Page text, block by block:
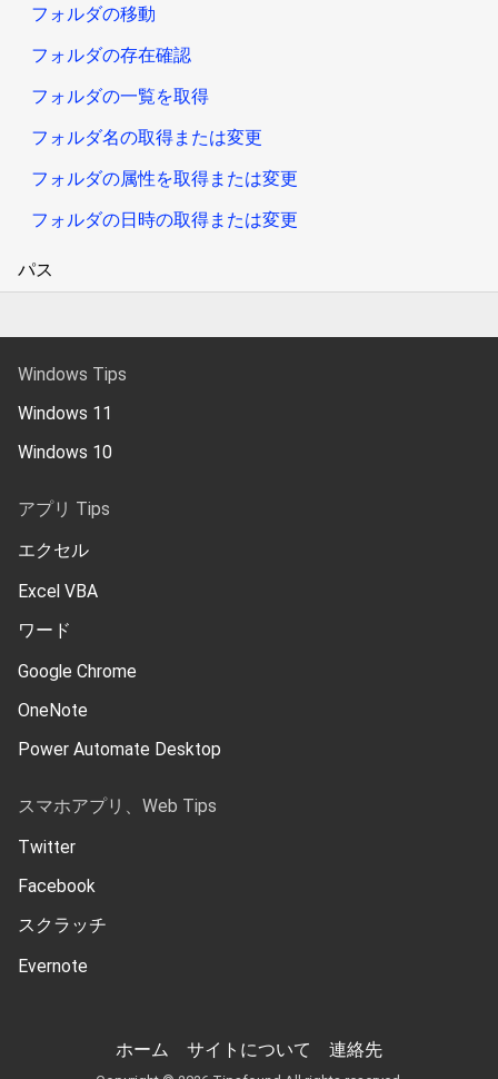
フォルダの移動
フォルダの存在確認
フォルダの一覧を取得
フォルダ名の取得または変更
フォルダの属性を取得または変更
フォルダの日時の取得または変更
パス
Windows Tips
Windows 11
Windows 10
アプリ Tips
エクセル
Excel VBA
ワード
Google Chrome
OneNote
Power Automate Desktop
スマホアプリ、Web Tips
Twitter
Facebook
スクラッチ
Evernote
ホーム サイトについて 連絡先